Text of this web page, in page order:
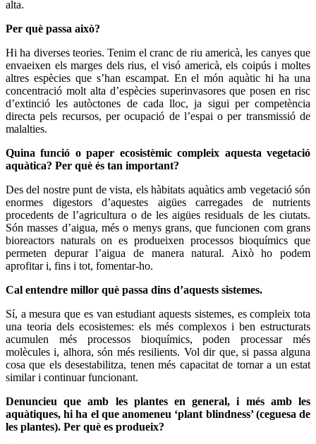
alta.
Per què passa això?
Hi ha diverses teories. Tenim el cranc de riu americà, les canyes que
envaeixen els marges dels rius, el visó americà, els coipús i moltes
altres espècies que s’han escampat. En el món aquàtic hi ha una
concentració molt alta d’espècies superinvasores que posen en risc
d’extinció les autòctones de cada lloc, ja sigui per competència
directa pels recursos, per ocupació de l’espai o per transmissió de
malalties.
Quina funció o paper ecosistèmic compleix aquesta vegetació
aquàtica? Per què és tan important?
Des del nostre punt de vista, els hàbitats aquàtics amb vegetació són
enormes digestors d’aquestes aigües carregades de nutrients
procedents de l’agricultura o de les aigües residuals de les ciutats.
Són masses d’aigua, més o menys grans, que funcionen com grans
bioreactors naturals on es produeixen processos bioquímics que
permeten depurar l’aigua de manera natural. Això ho podem
aprofitar i, fins i tot, fomentar-ho.
Cal entendre millor què passa dins d’aquests sistemes.
Sí, a mesura que es van estudiant aquests sistemes, es compleix tota
una teoria dels ecosistemes: els més complexos i ben estructurats
acumulen més processos bioquímics, poden processar més
molècules i, alhora, són més resilients. Vol dir que, si passa alguna
cosa que els desestabilitza, tenen més capacitat de tornar a un estat
similar i continuar funcionant.
Denuncieu que amb les plantes en general, i més amb les
aquàtiques, hi ha el que anomeneu ‘plant blindness’ (ceguesa de
les plantes). Per què es produeix?